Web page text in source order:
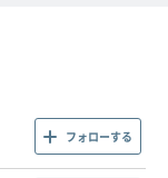
フォローする